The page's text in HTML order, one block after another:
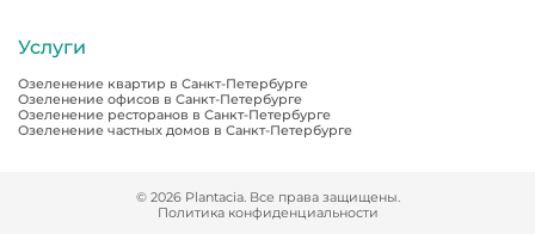
Услуги
Озеленение квартир в Санкт-Петербурге
Озеленение офисов в Санкт-Петербурге
Озеленение ресторанов в Санкт-Петербурге
Озеленение частных домов в Санкт-Петербурге
© 2026 Plantacia. Все права защищены.
Политика конфиденциальности